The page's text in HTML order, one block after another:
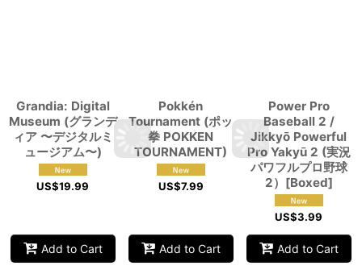
Grandia: Digital
Museum (グランデ
ィア 〜デジタルミ
ュージアム〜)
US$19.99
Add to Cart
Pokkén
Tournament (ポッ
拳 POKKEN
TOURNAMENT)
US$7.99
Add to Cart
Power Pro
Baseball 2 /
Jikkyō Powerful
Pro Yakyū 2 (実況
パワフルプロ野球
2）[Boxed]
US$3.99
Add to Cart